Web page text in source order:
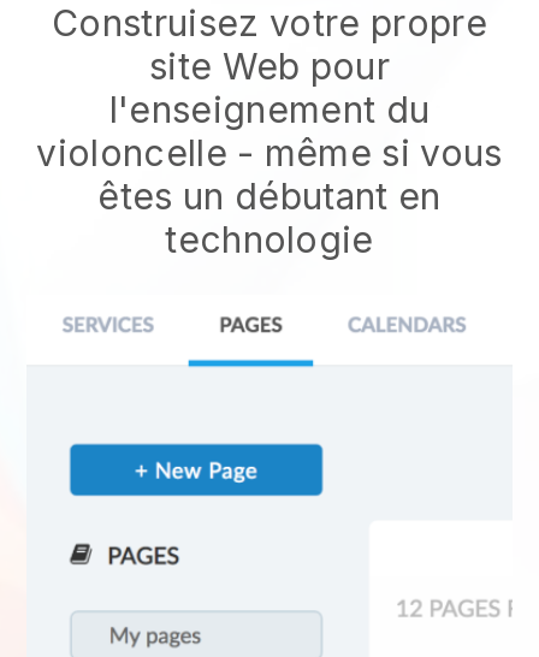
Construisez votre propre
site Web pour
l'enseignement du
violoncelle - même si vous
êtes un débutant en
technologie